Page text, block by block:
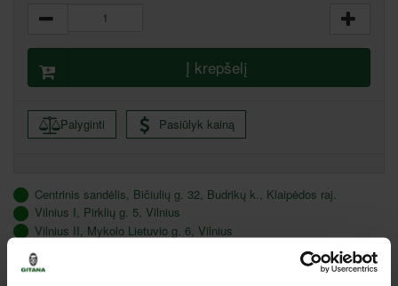
Į krepšelį
Palyginti Pasiūlyk kainą
Centrinis sandėlis, Bičiulių g. 32, Budrikų k., Klaipėdos raj.
Vilnius I, Pirklių g. 5, Vilnius
Vilnius II, Mykolo Lietuvio g. 6, Vilnius